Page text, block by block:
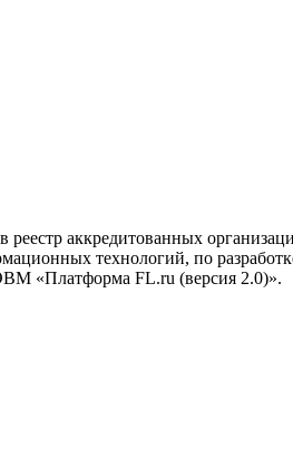
аккредитованных
технологий, по
«Платформа FL.ru (версия 2.0)».